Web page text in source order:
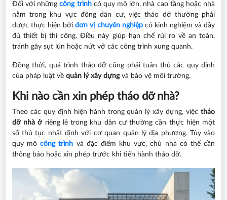
Đối với nhữngcông trìnhcó quy mô lớn, nhà cao tầng hoặc nhà
nằm trong khu vực đông dân cư, việc tháo dỡ thường phải
được thực hiện bởiđơn vị chuyên nghiệpcó kinh nghiệm và đầy
đủ thiết bị thi công. Điều này giúp hạn chế rủi ro về an toàn,
tránh gây sụt lún hoặc nứt vỡ các công trình xung quanh.
Đồng thời, quá trình tháo dỡ cũng phải tuân thủ các quy định
của pháp luật về quản lý xây dựngvà bảo vệ môi trường.
Khi nào cần xin phép tháo dỡ nhà?
Theo các quy định hiện hành trong quản lý xây dựng, việctháo
dỡ nhà ởriêng lẻ trong khu dân cư thường cần thực hiện một
số thủ tục nhất định với cơ quan quản lý địa phương. Tùy vào
quy môcông trình và đặc điểm khu vực, chủ nhà có thể cần
thông báo hoặc xin phép trước khi tiến hành tháo dỡ.